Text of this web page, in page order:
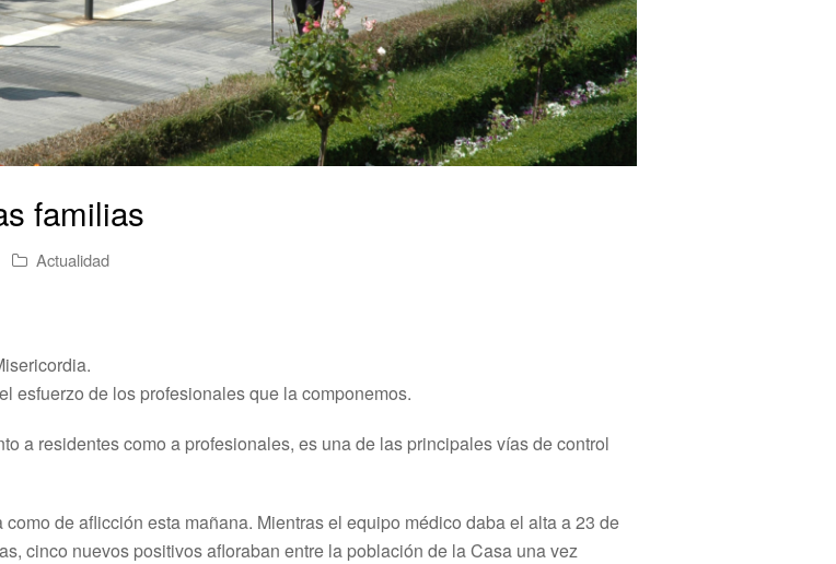
familias
Actualidad
esfuerzo de los profesionales que la componemos.
a residentes como a profesionales, es una de las principales vías de control
de aflicción esta mañana. Mientras el equipo médico daba el alta a 23 de
cinco nuevos positivos afloraban entre la población de la Casa una vez